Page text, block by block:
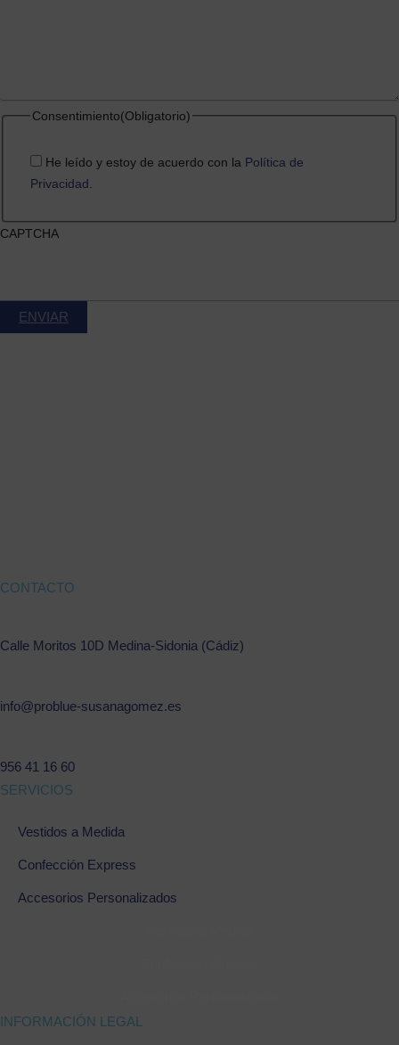
Consentimiento(Obligatorio)
He leído y estoy de acuerdo con la Política de
Privacidad
CAPTCHA
CONTACTO
Calle Moritos 10D Medina-Sidonia (Cádiz)
info@problue-susanagomez.es
956 41 16 60
SERVICIOS
Vestidos a Medida
Confección Express
Accesorios Personalizados
INFORMACIÓN LEGAL